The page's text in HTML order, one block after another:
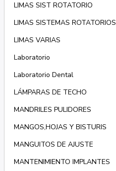
LIMAS SIST ROTATORIO
LIMAS SISTEMAS ROTATORIOS
LIMAS VARIAS
Laboratorio
Laboratorio Dental
LÁMPARAS DE TECHO
MANDRILES PULIDORES
MANGOS,HOJAS Y BISTURIS
MANGUITOS DE AJUSTE
MANTENIMIENTO IMPLANTES